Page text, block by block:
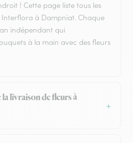
! Cette page liste tous les
Interflora à Dampniat. Chaque
indépendant qui
à la main avec des fleurs
livraison de fleurs à